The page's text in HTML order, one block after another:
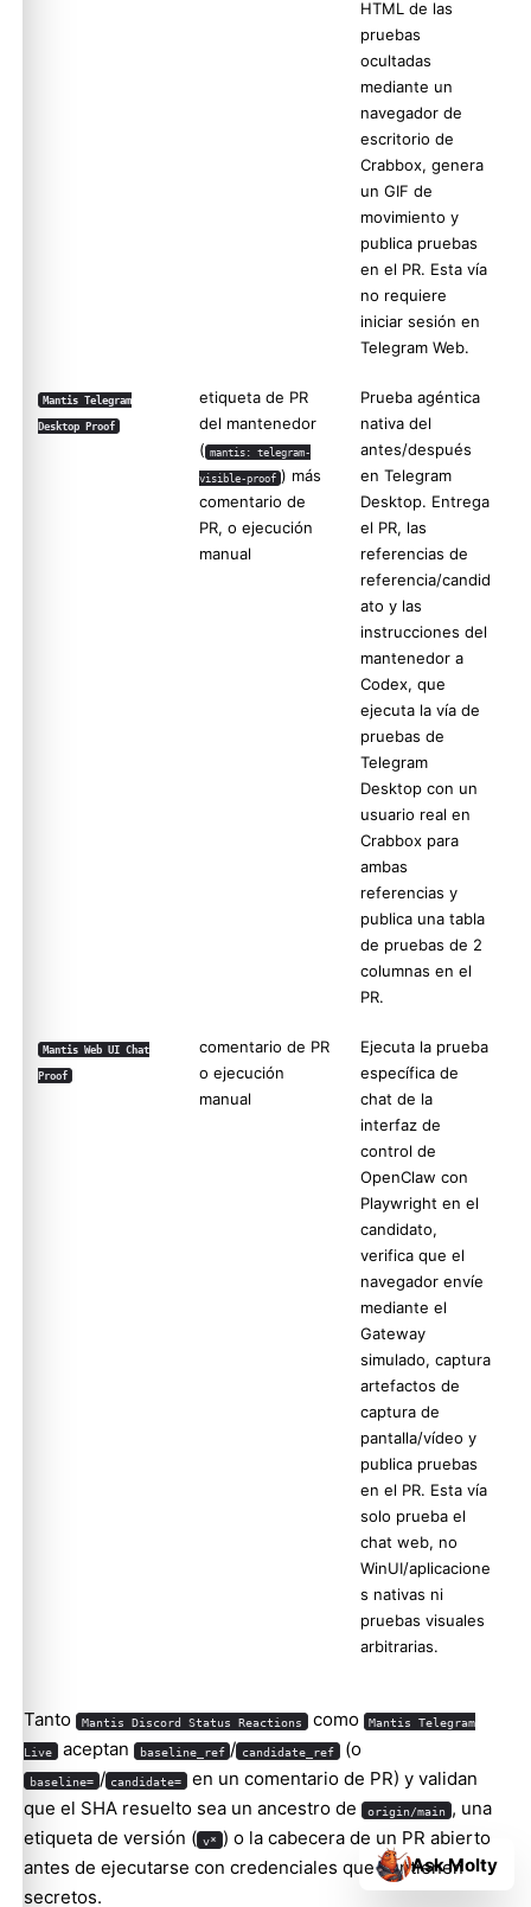
HTML de las
pruebas
ocultadas
mediante un
navegador de
escritorio de
Crabbox, genera
un GIF de
movimiento y
publica pruebas
en el PR. Esta vía
no requiere
iniciar sesión en
Telegram Web.
Mantis Telegram
Desktop Proof
etiqueta de PR
del mantenedor
( mantis: telegram-
visible-proof ) más
comentario de
PR, o ejecución
manual
Prueba agéntica
nativa del
antes/después
en Telegram
Desktop. Entrega
el PR, las
referencias de
referencia/candid
ato y las
instrucciones del
mantenedor a
Codex, que
ejecuta la vía de
pruebas de
Telegram
Desktop con un
usuario real en
Crabbox para
ambas
referencias y
publica una tabla
de pruebas de 2
columnas en el
PR.
Mantis Web UI Chat
Proof
comentario de PR
o ejecución
manual
Ejecuta la prueba
específica de
chat de la
interfaz de
control de
OpenClaw con
Playwright en el
candidato,
verifica que el
navegador envíe
mediante el
Gateway
simulado, captura
artefactos de
captura de
pantalla/vídeo y
publica pruebas
en el PR. Esta vía
solo prueba el
chat web, no
WinUI/aplicacione
s nativas ni
pruebas visuales
arbitrarias.
Tanto Mantis Discord Status Reactions como Mantis Telegram
Live aceptan baseline_ref / candidate_ref (o
baseline= / candidate=
en un comentario de PR) y validan
que el SHA resuelto sea un ancestro de
origin/main , una
etiqueta de versión ( v* ) o la cabecera de un PR abierto
antes de ejecutarse con credenciales que contienen
secretos.
Ask Molty